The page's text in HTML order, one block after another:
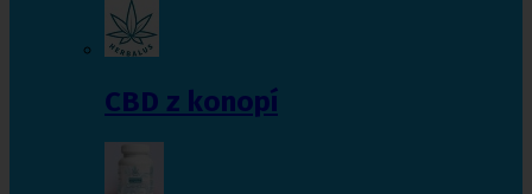
CBD z konopí